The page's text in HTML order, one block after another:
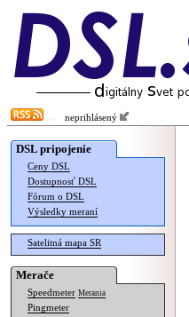
neprihlásený
DSL pripojenie
Ceny DSL
Dostupnosť DSL
Fórum o DSL
Výsledky meraní
Satelitná mapa SR
Merače
Speedmeter Merania
Pingmeter